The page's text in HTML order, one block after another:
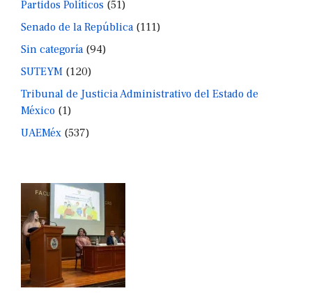
Partidos Políticos (51)
Senado de la República(111)
Sin categoría(94)
SUTEYM (120)
Tribunal de Justicia Administrativo del Estado de
México (1)
UAEMéx (537)